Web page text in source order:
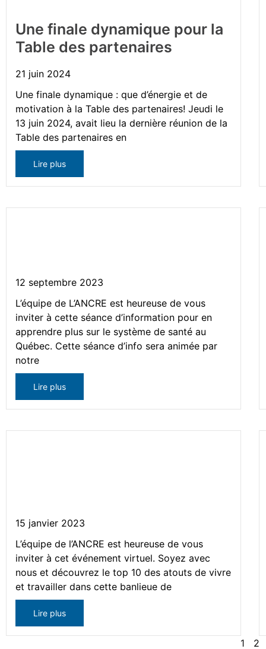
Une finale dynamique pour la
Table des partenaires
21 juin 2024
Une finale dynamique : que d’énergie et de
motivation à la Table des partenaires! Jeudi le
13 juin 2024, avait lieu la dernière réunion de la
Table des partenaires en
Lire plus
12 septembre 2023
L’équipe de L’ANCRE est heureuse de vous
inviter à cette séance d’information pour en
apprendre plus sur le système de santé au
Québec. Cette séance d’info sera animée par
notre
Lire plus
15 janvier 2023
L’équipe de l’ANCRE est heureuse de vous
inviter à cet événement virtuel. Soyez avec
nous et découvrez le top 10 des atouts de vivre
et travailler dans cette banlieue de
Lire plus
1 2